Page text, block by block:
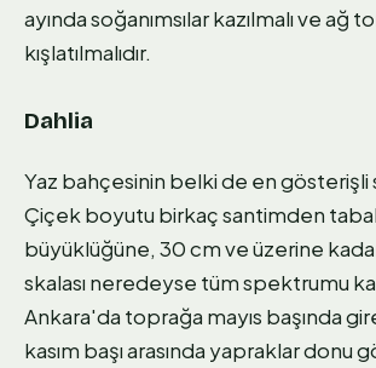
ayında soğanımsılar kazılmalı ve ağ
kışlatılmalıdır.
Dahlia
Yaz bahçesinin belki de en gösterişli
Çiçek boyutu birkaç santimden
büyüklüğüne, 30 cm ve üzerine
skalası neredeyse tüm spektrumu
Ankara'da toprağa mayıs başında
kasım başı arasında yapraklar donu